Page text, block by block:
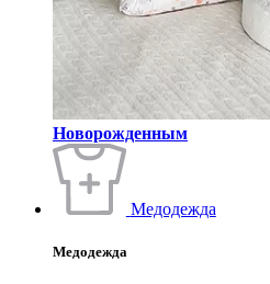
Новорожденным
Медодежда
Медодежда